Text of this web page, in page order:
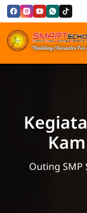
Skip to Content
SMP
Outing SMP